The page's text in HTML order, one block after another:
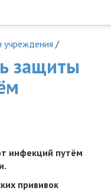
учреждения /
защиты
инфекций путём
прививок